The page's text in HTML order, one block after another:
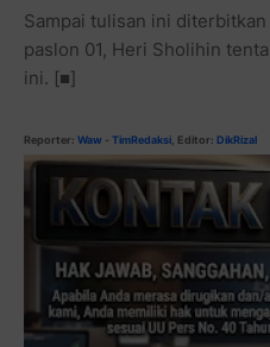
Sampai tulisan ini
paslon 01, Heri Sholihin
ini. [■]
Reporter: Waw -TimRedaksi , Editor: DikRizal